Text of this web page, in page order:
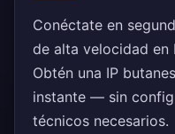
Conéctate en
de alta velocidad en
Obtén una IP
instante — sin
técnicos necesarios.